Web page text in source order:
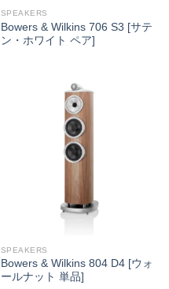
SPEAKERS
Bowers & Wilkins 706 S3 [サテ
ン・ホワイト ペア]
SPEAKERS
Bowers & Wilkins 804 D4 [ウォ
ールナット 単品]